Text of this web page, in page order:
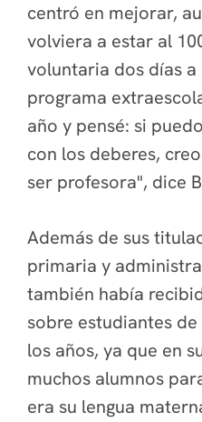
centró en mejorar,
volviera a estar al
voluntaria dos días a
programa
año y pensé: si
con los deberes,
ser profesora", dice
Además de sus
primaria y
también había
sobre estudiantes
los años, ya que en
muchos alumnos
era su lengua